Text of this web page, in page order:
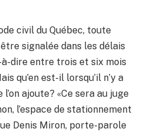
civil du Québec, toute
signalée dans les délais
dire entre trois et six mois
qu’en est-il lorsqu’il n’y a
ajoute? «Ce sera au juge
l’espace de stationnement
Denis Miron, porte-parole